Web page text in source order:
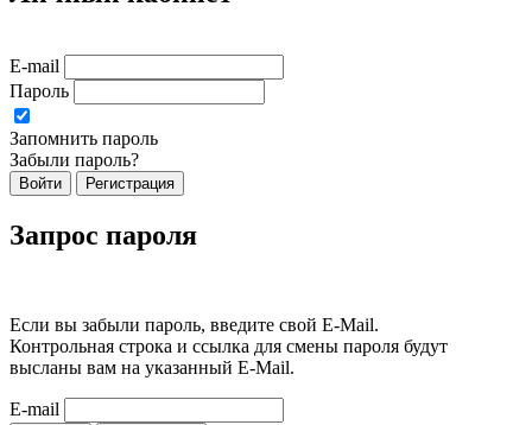
E-mail
Пароль
Запомнить пароль
Забыли пароль?
Войти Регистрация
Запрос пароля
Если вы забыли пароль, введите свой E-Mail.
Контрольная строка и ссылка для смены пароля будут
высланы вам на указанный E-Mail.
E-mail